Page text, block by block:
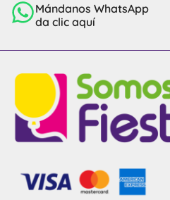
Mándanos WhatsApp
da clic aquí